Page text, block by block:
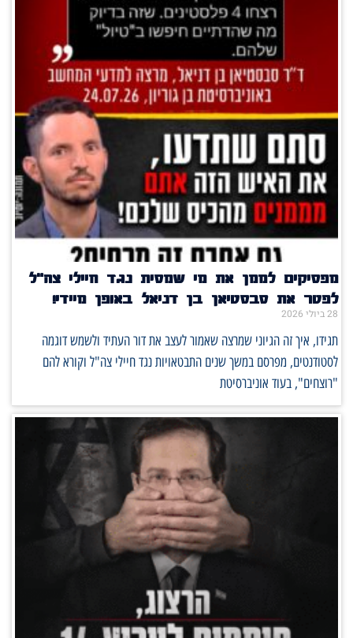
מפסיקים לממן את מי שמסית נגד חיילי צה"ל
לפטר את סבסטיאן בן דניאל באופן מיידי!
28 ביולי 2026
תגידו, איך זה הגיוני שמרצה שאמור לעצב את דור העתיד ולשמש דוגמה
לסטודנטים, מפרסם במשך שנים התבטאויות נגד חיילי צה"ל וקורא להם
"רוצחים", בעוד אוניברסיטת